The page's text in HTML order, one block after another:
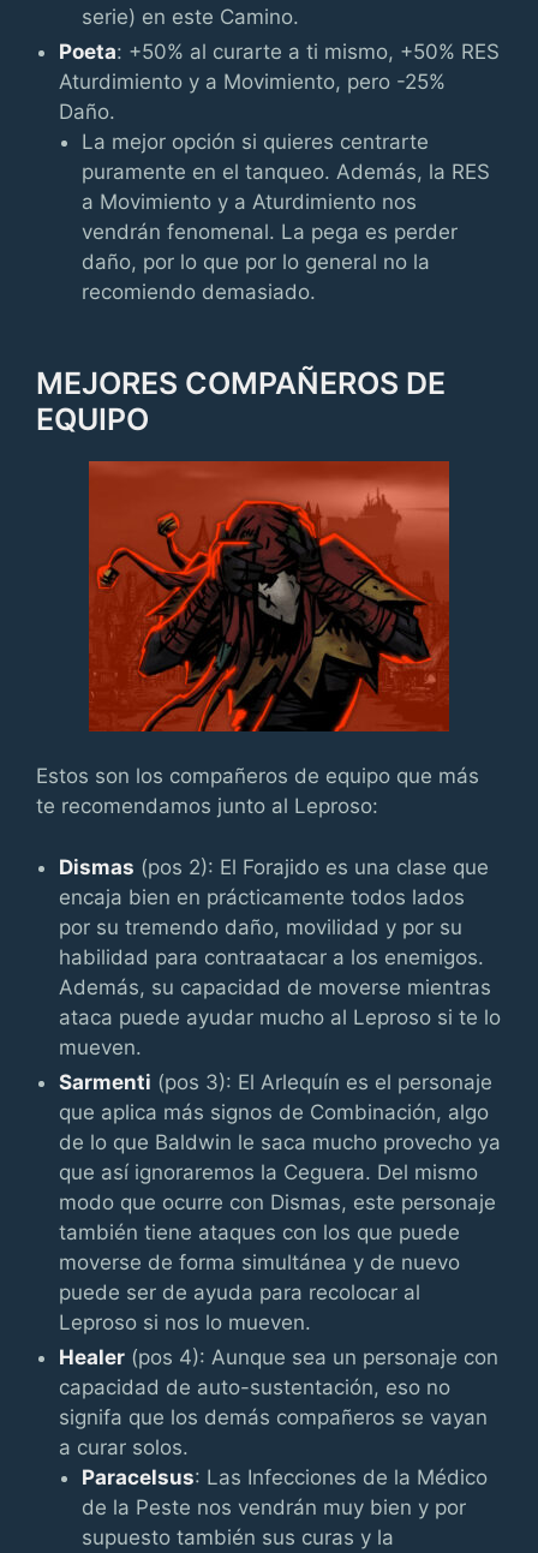
serie) en este Camino.
Poeta: +50% al curarte a ti mismo, +50% RES
Aturdimiento y a Movimiento, pero -25%
Daño.
La mejor opción si quieres centrarte
puramente en el tanqueo. Además, la RES
a Movimiento y a Aturdimiento nos
vendrán fenomenal. La pega es perder
daño, por lo que por lo general no la
recomiendo demasiado.
MEJORES COMPAÑEROS DE
EQUIPO
Estos son los compañeros de equipo que más
te recomendamos junto al Leproso:
Dismas (pos 2): El Forajido es una clase que
encaja bien en prácticamente todos lados
por su tremendo daño, movilidad y por su
habilidad para contraatacar a los enemigos.
Además, su capacidad de moverse mientras
ataca puede ayudar mucho al Leproso si te lo
mueven.
Sarmenti (pos 3): El Arlequín es el personaje
que aplica más signos de Combinación, algo
de lo que Baldwin le saca mucho provecho ya
que así ignoraremos la Ceguera. Del mismo
modo que ocurre con Dismas, este personaje
también tiene ataques con los que puede
moverse de forma simultánea y de nuevo
puede ser de ayuda para recolocar al
Leproso si nos lo mueven.
Healer (pos 4): Aunque sea un personaje con
capacidad de auto-sustentación, eso no
signifa que los demás compañeros se vayan
a curar solos.
Paracelsus: Las Infecciones de la Médico
de la Peste nos vendrán muy bien y por
supuesto también sus curas y la